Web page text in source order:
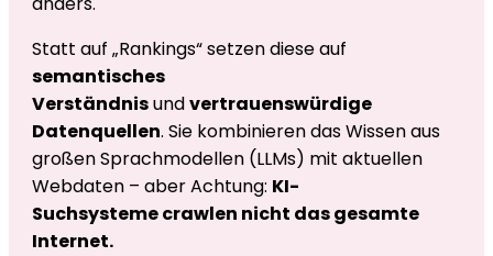
Statt auf „Rankings“ setzen diese auf
semantisches
Verständnisundvertrauenswürdige
Datenquellen. Sie kombinieren das Wissen aus
großen Sprachmodellen (LLMs) mit aktuellen
Webdaten – aber Achtung: KI-
Suchsystemecrawlen nicht das gesamte
Internet.